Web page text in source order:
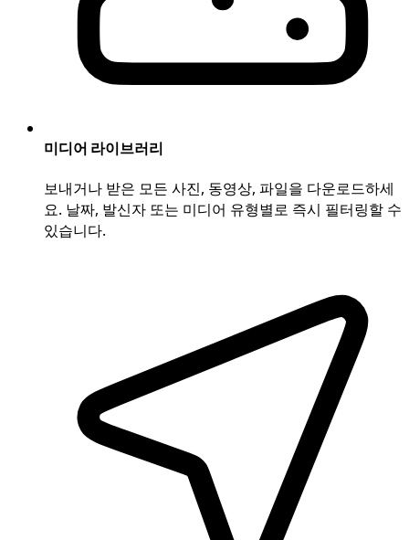
미디어 라이브러리
보내거나 받은 모든 사진, 동영상, 파일을 다운로드하세
요. 날짜, 발신자 또는 미디어 유형별로 즉시 필터링할 수
있습니다.